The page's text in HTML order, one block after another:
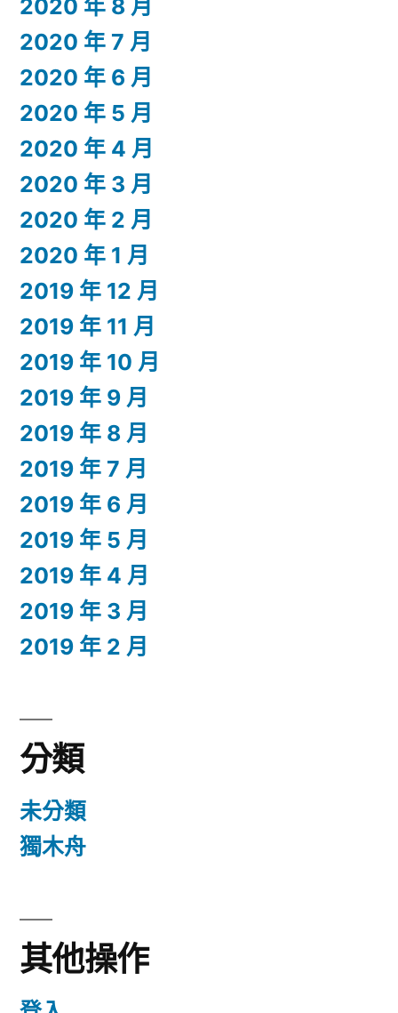
2020 年 8 月
2020 年 7 月
2020 年 6 月
2020 年 5 月
2020 年 4 月
2020 年 3 月
2020 年 2 月
2020 年 1 月
2019 年 12 月
2019 年 11 月
2019 年 10 月
2019 年 9 月
2019 年 8 月
2019 年 7 月
2019 年 6 月
2019 年 5 月
2019 年 4 月
2019 年 3 月
2019 年 2 月
分類
未分類
獨木舟
其他操作